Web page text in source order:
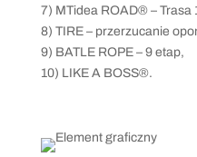
7) MTidea ROAD® – Trasa
8) TIRE – przerzucanie
9) BATLE ROPE – 9 etap,
10) LIKE A BOSS®.